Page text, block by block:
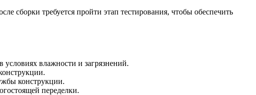
сборки требуется пройти этап тестирования, чтобы обеспечить
влажности и загрязнений.
конструкции.
переделки.